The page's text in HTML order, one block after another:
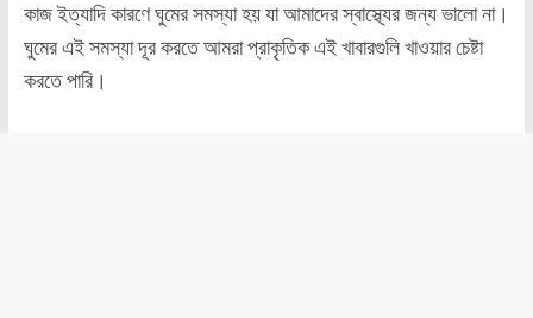
কাজ ইত্যাদি কারণে ঘুমের সমস্যা হয় যা আমাদের স্বাস্থ্যের জন্য ভালো না।
ঘুমের এই সমস্যা দূর করতে আমরা প্রাকৃতিক এই খাবারগুলি খাওয়ার চেষ্টা
করতে পারি।